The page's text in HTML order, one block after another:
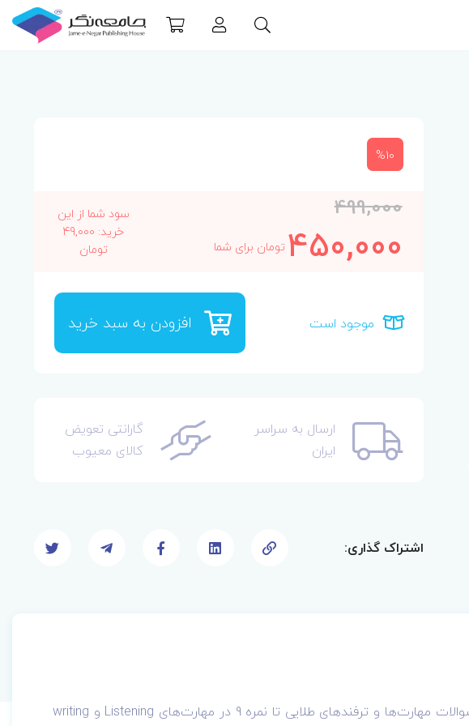
%10
499,000
450,000 تومان برای شما
سود شما از این
خرید: 49,000
تومان
موجود است افزودن به سبد خرید
ارسال به سراسر
ایران
گارانتی تعویض
کالای معیوب
اشتراک گذاری:
مرجع کامل سوالات مهارت‌ها و ترفندهای طلایی تا نمره 9 در مهارت‌های Listening و writing